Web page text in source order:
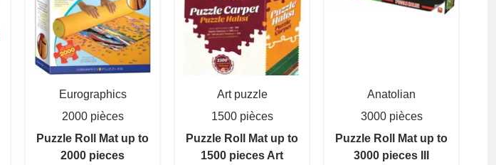
Eurographics
2000 pièces
Puzzle Roll Mat up to
2000 pieces
Art puzzle
1500 pièces
Puzzle Roll Mat up to
1500 pieces Art
Anatolian
3000 pièces
Puzzle Roll Mat up to
3000 pieces III